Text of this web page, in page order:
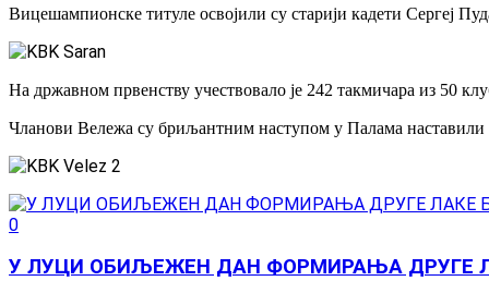
Вицешампионске титуле освојили су старији кадети Сергеј
На државном првенству учествовало је 242 такмичара из 50
Чланови Вележа су бриљантним наступом у Палама наставили
0
У ЛУЦИ ОБИЉЕЖЕН ДАН ФОРМИРАЊА ДРУГЕ